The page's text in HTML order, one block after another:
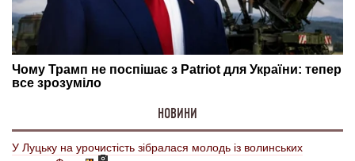
НОВИНИ
У Луцьку на урочистість зібралася молодь із волинських